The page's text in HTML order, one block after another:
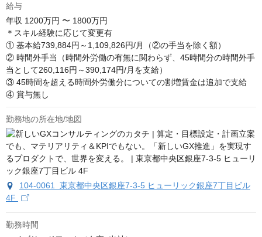
給与
年収 1200万円 〜 1800万円
＊スキル経験に応じて変更有
① 基本給739,884円～1,109,826円/月（②の手当を除く額）
② 時間外手当（時間外労働の有無に関わらず、45時間分の時間外手
当として260,116円～390,174円/月を支給）
③ 45時間を超える時間外労働分についての割増賃金は追加で支給
④ 賞与無し
勤務地の所在地/地図
104-0061 東京都中央区銀座7‐3‐5 ヒューリック銀座7丁目ビル
4F
勤務時間